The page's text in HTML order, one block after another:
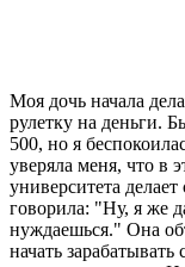
Моя дочь начала
рулетку на деньги.
500, но я
уверяла меня, что в
университета
говорила: "Ну, я же
нуждаешься." Она
начать